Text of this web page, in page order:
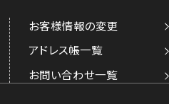
お客様情報の変更
アドレス帳一覧
お問い合わせ一覧